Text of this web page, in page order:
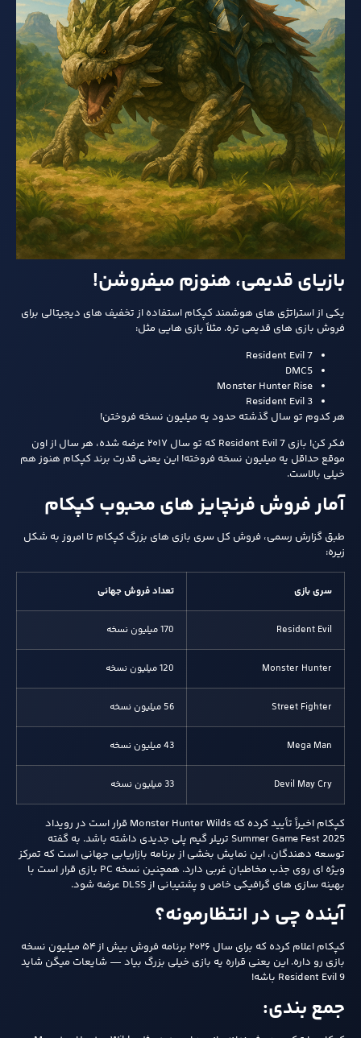
بازیای قدیمی، هنوزم میفروشن!
یکی از استراتژی‌ های هوشمند کپکام استفاده از تخفیف‌ های دیجیتالی برای
فروش بازی‌ های قدیمی‌ تره. مثلاً بازی‌ هایی مثل:
Resident Evil 7
DMC5
Monster Hunter Rise
Resident Evil 3
هر کدوم تو سال گذشته حدود یه میلیون نسخه فروختن!
فکر کن! بازی Resident Evil 7 که تو سال ۲۰۱۷ عرضه شده، هر سال از اون
موقع حداقل یه میلیون نسخه فروخته! این یعنی قدرت برند کپکام هنوز هم
خیلی بالاست.
آمار فروش فرنچایز های محبوب کپکام
طبق گزارش رسمی، فروش کل سری بازی‌ های بزرگ کپکام تا امروز به شکل
زیره:
سری بازی تعداد فروش جهانی
Resident Evil 170 میلیون نسخه
Monster Hunter 120 میلیون نسخه
Street Fighter 56 میلیون نسخه
Mega Man 43 میلیون نسخه
Devil May Cry 33 میلیون نسخه
کپکام اخیراً تأیید کرده که Monster Hunter Wilds قرار است در رویداد
Summer Game Fest 2025 تریلر گیم پلی جدیدی داشته باشد. به گفته
توسعه دهندگان، این نمایش بخشی از برنامه بازاریابی جهانی است که تمرکز
ویژه ای روی جذب مخاطبان غربی دارد. همچنین نسخه PC بازی قرار است با
بهینه سازی های گرافیکی خاص و پشتیبانی از DLSS عرضه شود.
آینده چی در انتظارمونه؟
کپکام اعلام کرده که برای سال ۲۰۲۶ برنامه فروش بیش از ۵۴ میلیون نسخه
بازی رو داره. این یعنی قراره یه بازی خیلی بزرگ بیاد — شایعات میگن شاید
Resident Evil 9 باشه!
جمع‌ بندی: